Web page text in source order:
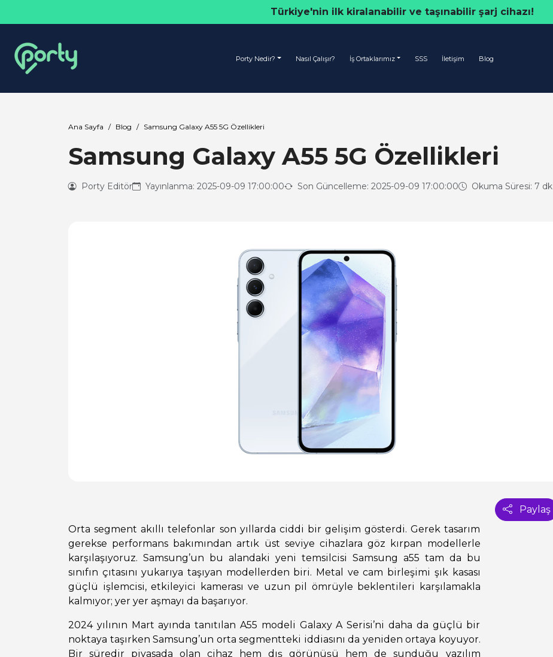
Türkiye'nin ilk kiralanabilir ve taşınabilir şarj cihazı!
Porty Nedir? Nasıl Çalışır? İş Ortaklarımız SSS İletişim Blog
Ana Sayfa Blog Samsung Galaxy A55 5G Özellikleri
Samsung Galaxy A55 5G Özellikleri
Porty Editör Yayınlanma: 2025-09-09 17:00:00 Son Güncelleme: 2025-09-09 17:00:00 Okuma Süresi: 7 dk
Paylaş
Orta segment akıllı telefonlar son yıllarda ciddi bir gelişim gösterdi. Gerek tasarım
gerekse performans bakımından artık üst seviye cihazlara göz kırpan modellerle
karşılaşıyoruz. Samsung’un bu alandaki yeni temsilcisi Samsung a55 tam da bu
sınıfın çıtasını yukarıya taşıyan modellerden biri. Metal ve cam birleşimi şık kasası
güçlü işlemcisi, etkileyici kamerası ve uzun pil ömrüyle beklentileri karşılamakla
kalmıyor; yer yer aşmayı da başarıyor.
2024 yılının Mart ayında tanıtılan A55 modeli Galaxy A Serisi’ni daha da güçlü bir
noktaya taşırken Samsung’un orta segmentteki iddiasını da yeniden ortaya koyuyor.
Bir süredir piyasada olan cihaz hem dış görünüşü hem de sunduğu yazılım